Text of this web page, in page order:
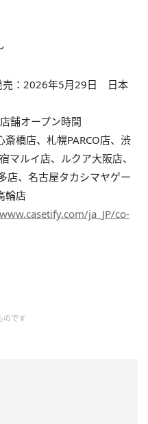
売：2026年5月29日 日本
舗オープン時間
斎橋店、札幌PARCO店、渋
マルイ店、ルクア大阪店、
店、名古屋タカシマヤゲー
輪店
ja_JP/co-
のです